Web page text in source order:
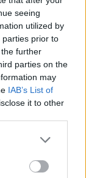
seeing
utilized by
parties prior to
further
parties on the
may
IAB’s List of
it to other
more Google
may click to
party tags to